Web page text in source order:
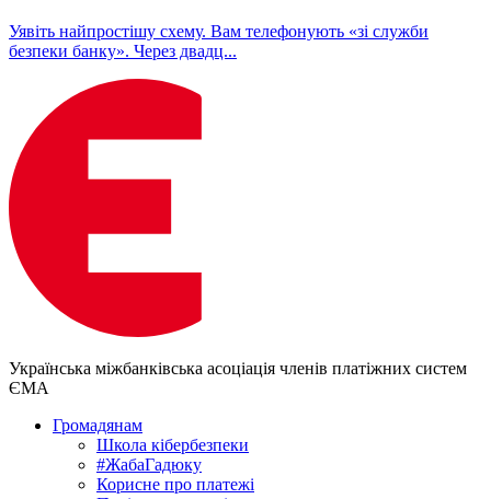
Уявіть найпростішу схему. Вам телефонують «зі служби
безпеки банку». Через двадц...
Українська міжбанківська асоціація членів платіжних систем
ЄМА
Громадянам
Школа кібербезпеки
#ЖабаГадюку
Корисне про платежі